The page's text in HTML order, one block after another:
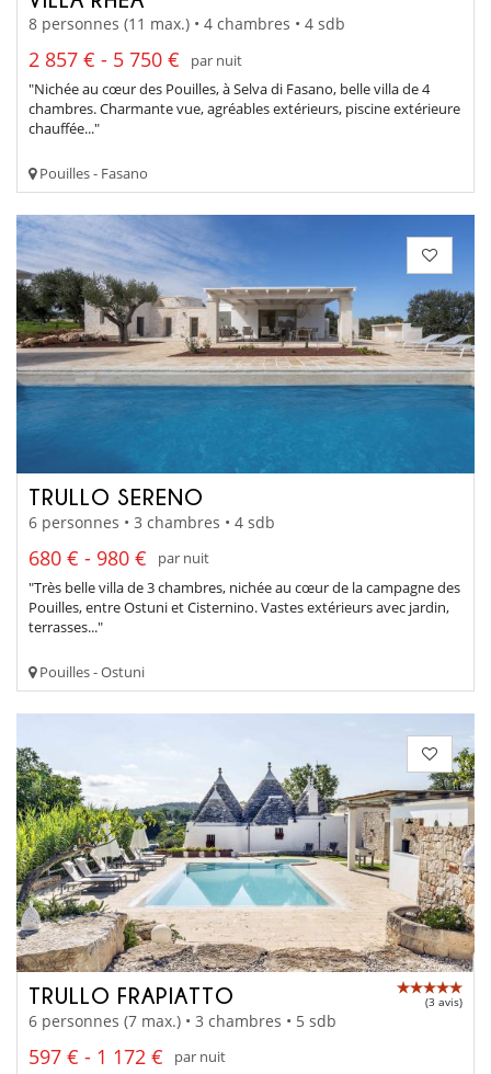
8 personnes (11 max.) • 4 chambres • 4 sdb
2 857 € - 5 750 €
par nuit
"Nichée au cœur des Pouilles, à Selva di Fasano, belle villa de 4
chambres. Charmante vue, agréables extérieurs, piscine extérieure
chauffée..."
Pouilles - Fasano
TRULLO SERENO
6 personnes • 3 chambres • 4 sdb
680 € - 980 €
par nuit
"Très belle villa de 3 chambres, nichée au cœur de la campagne des
Pouilles, entre Ostuni et Cisternino. Vastes extérieurs avec jardin,
terrasses..."
Pouilles - Ostuni
TRULLO FRAPIATTO (3 avis)
6 personnes (7 max.) • 3 chambres • 5 sdb
597 € - 1 172 €
par nuit